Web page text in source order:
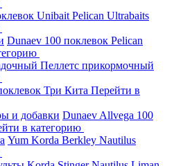
Unibait Pelican Ultrabaits
Dunaev 100 поклевок Pelican
Пеллетс прикормочный
Три Кита Перейти в
и добавки Dunaev Allvega 100
в категорию
Yum Korda Berkley Nautilus